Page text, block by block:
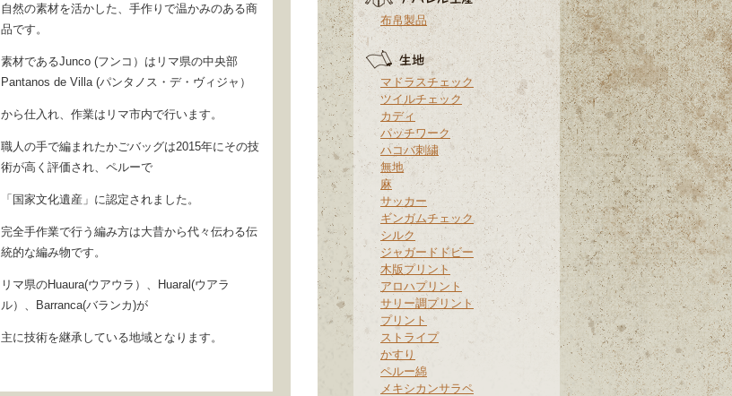
自然の素材を活かした、手作りで温かみのある商
品です。
素材であるJunco (フンコ）はリマ県の中央部
Pantanos de Villa (パンタノス・デ・ヴィジャ）
から仕入れ、作業はリマ市内で行います。
職人の手で編まれたかごバッグは2015年にその技
術が高く評価され、ペルーで
「国家文化遺産」に認定されました。
完全手作業で行う編み方は大昔から代々伝わる伝
統的な編み物です。
リマ県のHuaura(ウアウラ）、Huaral(ウアラ
ル）、Barranca(バランカ)が
主に技術を継承している地域となります。
布帛製品
マドラスチェック
ツイルチェック
カディ
パッチワーク
ハコバ刺繍
無地
麻
サッカー
ギンガムチェック
シルク
ジャガードドビー
木版プリント
アロハプリント
サリー調プリント
プリント
ストライプ
かすり
ペルー綿
メキシカンサラペ